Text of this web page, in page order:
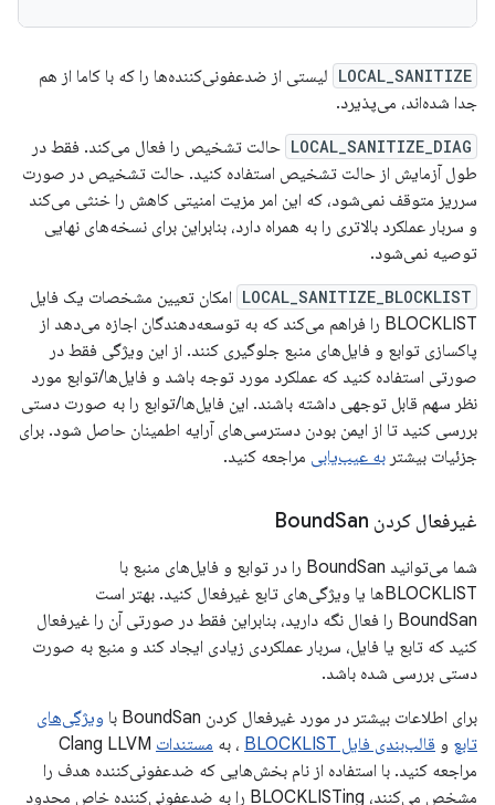
LOCAL_SANITIZE لیستی از ضدعفونی‌کننده‌ها را که با کاما از هم
جدا شده‌اند، می‌پذیرد.
LOCAL_SANITIZE_DIAG حالت تشخیص را فعال می‌کند. فقط در
طول آزمایش از حالت تشخیص استفاده کنید. حالت تشخیص در صورت
سرریز متوقف نمی‌شود، که این امر مزیت امنیتی کاهش را خنثی می‌کند
و سربار عملکرد بالاتری را به همراه دارد، بنابراین برای نسخه‌های نهایی
توصیه نمی‌شود.
LOCAL_SANITIZE_BLOCKLIST امکان تعیین مشخصات یک فایل
BLOCKLIST را فراهم می‌کند که به توسعه‌دهندگان اجازه می‌دهد از
پاکسازی توابع و فایل‌های منبع جلوگیری کنند. از این ویژگی فقط در
صورتی استفاده کنید که عملکرد مورد توجه باشد و فایل‌ها/توابع مورد
نظر سهم قابل توجهی داشته باشند. این فایل‌ها/توابع را به صورت دستی
بررسی کنید تا از ایمن بودن دسترسی‌های آرایه اطمینان حاصل شود. برای
جزئیات بیشتر به عیب‌یابی مراجعه کنید.
غیرفعال کردن Bound San
شما می‌توانید BoundSan را در توابع و فایل‌های منبع با
BLOCKLISTها یا ویژگی‌های تابع غیرفعال کنید. بهتر است
BoundSan را فعال نگه دارید، بنابراین فقط در صورتی آن را غیرفعال
کنید که تابع یا فایل، سربار عملکردی زیادی ایجاد کند و منبع به صورت
دستی بررسی شده باشد.
برای اطلاعات بیشتر در مورد غیرفعال کردن BoundSan با
ویژگی‌های
تابع و قالب‌بندی فایل BLOCKLIST ، به مستندات Clang LLVM
مراجعه کنید. با استفاده از نام بخش‌هایی که ضدعفونی‌کننده هدف را
مشخص می‌کنند، BLOCKLISTing را به ضدعفونی‌کننده خاص محدود